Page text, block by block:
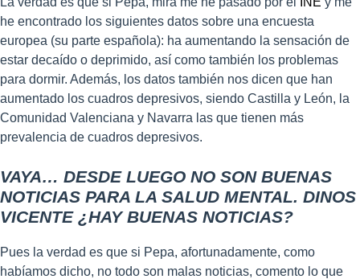
he encontrado los siguientes datos sobre una encuesta
europea (su parte española): ha aumentando la sensación de
estar decaído o deprimido, así como también los problemas
para dormir. Además, los datos también nos dicen que han
aumentado los cuadros depresivos, siendo Castilla y León, la
Comunidad Valenciana y Navarra las que tienen más
prevalencia de cuadros depresivos.
VAYA… DESDE LUEGO NO SON BUENAS
NOTICIAS PARA LA SALUD MENTAL. DINOS
VICENTE ¿HAY BUENAS NOTICIAS?
Pues la verdad es que si Pepa, afortunadamente, como
habíamos dicho, no todo son malas noticias, comento lo que